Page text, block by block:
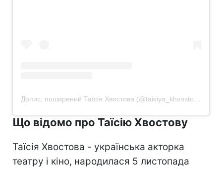
Допис, поширений Таїсія Хвостова (@taisiya_khvostova)
Що відомо про Таїсію Хвостову
Таїсія Хвостова - українська акторка
театру і кіно, народилася 5 листопада